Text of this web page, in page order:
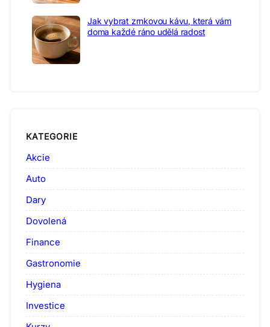
Jak vybrat zrnkovou kávu, která vám
doma každé ráno udělá radost
KATEGORIE
Akcie
Auto
Dary
Dovolená
Finance
Gastronomie
Hygiena
Investice